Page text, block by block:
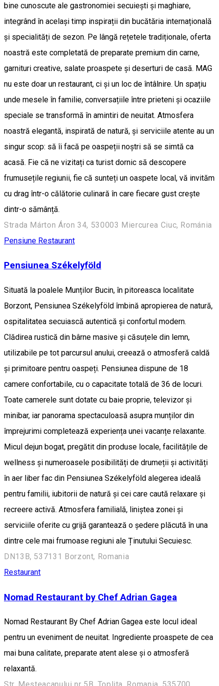
bine cunoscute ale gastronomiei secuiești și maghiare,
integrând în același timp inspirații din bucătăria internațională
și specialități de sezon. Pe lângă rețetele tradiționale, oferta
noastră este completată de preparate premium din carne,
garnituri creative, salate proaspete și deserturi de casă. MAG
nu este doar un restaurant, ci și un loc de întâlnire. Un spațiu
unde mesele în familie, conversațiile între prieteni și ocaziile
speciale se transformă în amintiri de neuitat. Atmosfera
noastră elegantă, inspirată de natură, și serviciile atente au un
singur scop: să îi facă pe oaspeții noștri să se simtă ca
acasă. Fie că ne vizitați ca turist dornic să descopere
frumusețile regiunii, fie că sunteți un oaspete local, vă invităm
cu drag într-o călătorie culinară în care fiecare gust crește
dintr-o sămânță.
Strada Márton Áron 34, 530003 Miercurea Ciuc, Románia
Pensiune Restaurant
Pensiunea Székelyföld
Situată la poalele Munților Bucin, în pitoreasca localitate
Borzont, Pensiunea Székelyföld îmbină apropierea de natură,
ospitalitatea secuiască autentică și confortul modern.
Clădirea rustică din bârne masive și căsuțele din lemn,
utilizabile pe tot parcursul anului, creează o atmosferă caldă
și primitoare pentru oaspeți. Pensiunea dispune de 18
camere confortabile, cu o capacitate totală de 36 de locuri.
Toate camerele sunt dotate cu baie proprie, televizor și
minibar, iar panorama spectaculoasă asupra munților din
împrejurimi completează experiența unei vacanțe relaxante.
Micul dejun bogat, pregătit din produse locale, facilitățile de
wellness și numeroasele posibilități de drumeții și activități
în aer liber fac din Pensiunea Székelyföld alegerea ideală
pentru familii, iubitorii de natură și cei care caută relaxare și
recreere activă. Atmosfera familială, liniștea zonei și
serviciile oferite cu grijă garantează o ședere plăcută în una
dintre cele mai frumoase regiuni ale Ținutului Secuiesc.
DN13B, 537131 Borzont, Romania
Restaurant
Nomad Restaurant by Chef Adrian Gagea
Nomad Restaurant By Chef Adrian Gagea este locul ideal
pentru un eveniment de neuitat. Ingrediente proaspete de cea
mai buna calitate, preparate atent alese și o atmosferă
relaxantă.